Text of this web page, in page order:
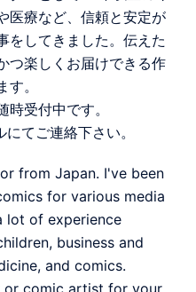
医療など、信頼と安定が
をしてきました。伝えた
つ楽しくお届けできる作
。
受付中です。
てご連絡下さい。
from Japan. I've been
for various media
lot of experience
business and
and comics.
or comic artist for your